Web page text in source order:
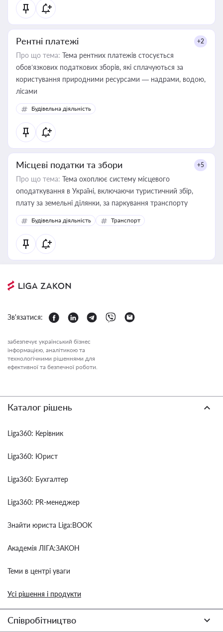
Рентні платежі +2
Про що тема: Тема рентних платежів стосується
обов’язкових податкових зборів, які сплачуються за
користування природними ресурсами — надрами, водою,
лісами
Будівельна діяльність
Місцеві податки та збори +5
Про що тема: Тема охоплює систему місцевого
оподаткування в Україні, включаючи туристичний збір,
плату за земельні ділянки, за паркування транспорту
Будівельна діяльність Транспорт
Зв'язатися:
забезпечує український бізнес
інформацією, аналітикою та
технологічними рішеннями для
ефективної та безпечної роботи.
Каталог рішень
Liga360: Керівник
Liga360: Юрист
Liga360: Бухгалтер
Liga360: PR-менеджер
Знайти юриста Liga:BOOK
Академія ЛІГА:ЗАКОН
Теми в центрі уваги
Усі рішення і продукти
Співробітництво